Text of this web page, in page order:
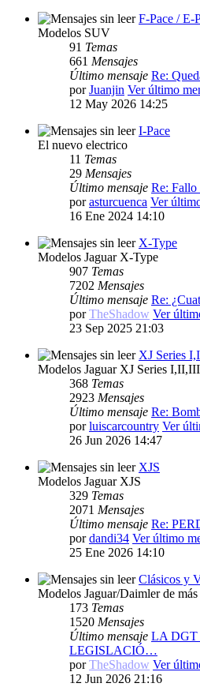
F-Pace / E-
Modelos SUV
91 Temas
661 Mensajes
Último mensaje Re:
porJuanjin Ver último
12 May 2026 14:25
I-Pace
El nuevo electrico
11 Temas
29 Mensajes
Último mensaje Re:
porasturcuenca Ver
16 Ene 2024 14:10
X-Type
Modelos Jaguar X-Type
907 Temas
7202 Mensajes
Último mensaje Re:
porTheShadow Ver
23 Sep 2025 21:03
XJ Series
Modelos Jaguar XJ Series I,II,III
368 Temas
2923 Mensajes
Último mensaje Re:
porluiscarcountry Ver
26 Jun 2026 14:47
XJS
Modelos Jaguar XJS
329 Temas
2071 Mensajes
Último mensaje Re:
pordandi34 Ver último
25 Ene 2026 14:10
Clásicos y
Modelos Jaguar/Daimler de más
173 Temas
1520 Mensajes
Último mensaje LA
LEGISLACIÓ…
porTheShadow Ver
12 Jun 2026 21:16